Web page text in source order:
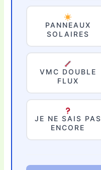
PANNEAUX
SOLAIRES
VMC DOUBLE
FLUX
JE NE SAIS PAS
ENCORE